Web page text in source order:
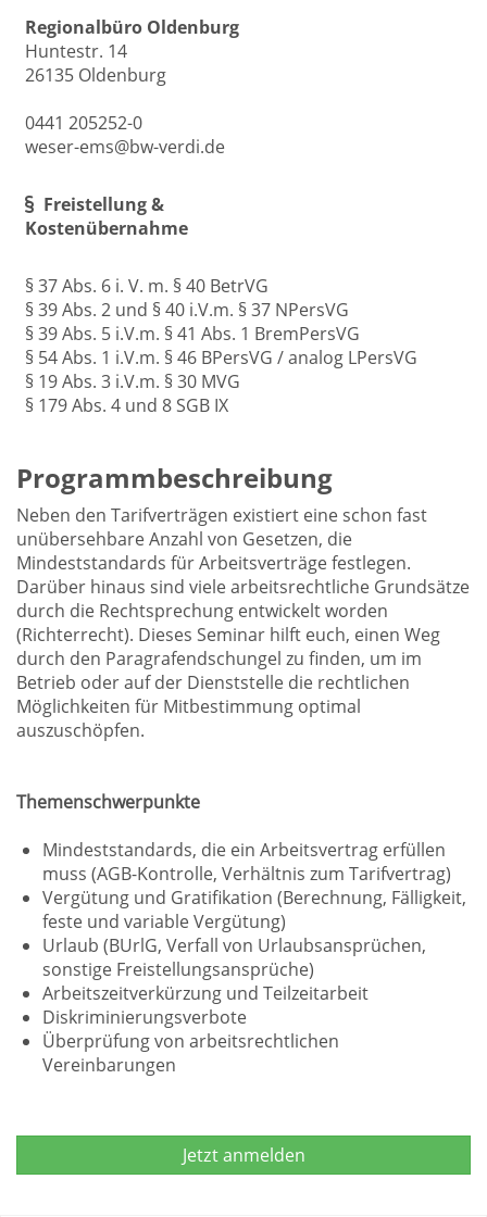
Regionalbüro Oldenburg
Huntestr. 14
26135 Oldenburg
0441 205252-0
weser-ems@bw-verdi.de
Freistellung &
Kostenübernahme
§ 37 Abs. 6 i. V. m. § 40 BetrVG
§ 39 Abs. 2 und § 40 i.V.m. § 37 NPersVG
§ 39 Abs. 5 i.V.m. § 41 Abs. 1 BremPersVG
§ 54 Abs. 1 i.V.m. § 46 BPersVG / analog LPersVG
§ 19 Abs. 3 i.V.m. § 30 MVG
§ 179 Abs. 4 und 8 SGB IX
Programmbeschreibung
Neben den Tarifverträgen existiert eine schon fast
unübersehbare Anzahl von Gesetzen, die
Mindeststandards für Arbeitsverträge festlegen.
Darüber hinaus sind viele arbeitsrechtliche Grundsätze
durch die Rechtsprechung entwickelt worden
(Richterrecht). Dieses Seminar hilft euch, einen Weg
durch den Paragrafendschungel zu finden, um im
Betrieb oder auf der Dienststelle die rechtlichen
Möglichkeiten für Mitbestimmung optimal
auszuschöpfen.
Themenschwerpunkte
Mindeststandards, die ein Arbeitsvertrag erfüllen
muss (AGB-Kontrolle, Verhältnis zum Tarifvertrag)
Vergütung und Gratifikation (Berechnung, Fälligkeit,
feste und variable Vergütung)
Urlaub (BUrlG, Verfall von Urlaubsansprüchen,
sonstige Freistellungsansprüche)
Arbeitszeitverkürzung und Teilzeitarbeit
Diskriminierungsverbote
Überprüfung von arbeitsrechtlichen
Vereinbarungen
Jetzt anmelden